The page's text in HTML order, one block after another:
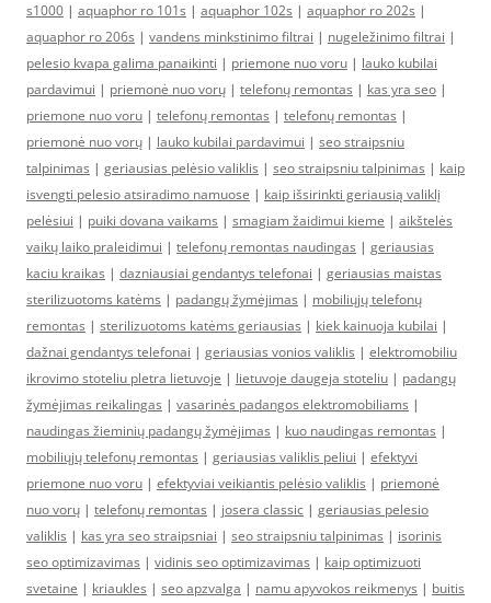
s1000 | aquaphor ro 101s | aquaphor 102s | aquaphor ro 202s |
aquaphor ro 206s | vandens minkstinimo filtrai | nugeležinimo filtrai |
pelesio kvapa galima panaikinti | priemone nuo voru | lauko kubilai
pardavimui | priemonė nuo vorų | telefonų remontas | kas yra seo |
priemone nuo voru | telefonų remontas | telefonų remontas |
priemonė nuo vorų | lauko kubilai pardavimui | seo straipsniu
talpinimas | geriausias pelėsio valiklis | seo straipsniu talpinimas | kaip
isvengti pelesio atsiradimo namuose | kaip išsirinkti geriausią valiklį
pelėsiui | puiki dovana vaikams | smagiam žaidimui kieme | aikštelės
vaikų laiko praleidimui | telefonų remontas naudingas | geriausias
kaciu kraikas | dazniausiai gendantys telefonai | geriausias maistas
sterilizuotoms katėms | padangų žymėjimas | mobiliųjų telefonų
remontas | sterilizuotoms katėms geriausias | kiek kainuoja kubilai |
dažnai gendantys telefonai | geriausias vonios valiklis | elektromobiliu
ikrovimo stoteliu pletra lietuvoje | lietuvoje daugeja stoteliu | padangų
žymėjimas reikalingas | vasarinės padangos elektromobiliams |
naudingas žieminių padangų žymėjimas | kuo naudingas remontas |
mobiliųjų telefonų remontas | geriausias valiklis peliui | efektyvi
priemone nuo voru | efektyviai veikiantis pelėsio valiklis | priemonė
nuo vorų | telefonų remontas | josera classic | geriausias pelesio
valiklis | kas yra seo straipsniai | seo straipsniu talpinimas | isorinis
seo optimizavimas | vidinis seo optimizavimas | kaip optimizuoti
svetaine | kriaukles | seo apzvalga | namu apyvokos reikmenys | buitis